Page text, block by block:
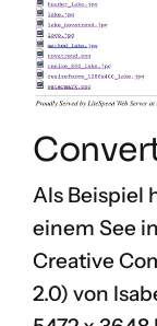
Als Beispiel
einem See
Creative
2.0) von